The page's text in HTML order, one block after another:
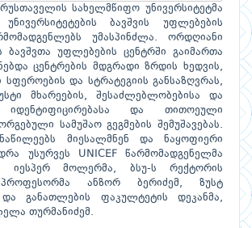
სახელმწიფო უნივერსიტეტმა
ბავშვის უფლებების
უმასპინძლა. ორდღიანი
ბავშვთა უფლებების ცენტრში გაიმართა
ცენტრების მდგრადი ზრდის ხედვის,
და სტრატეგიის განსაზღვრას,
მხარეების, შესაძლებლობებისა და
იდენტიფიცირებასა და თითოეული
სამუშაო გეგმების შემუშავებას.
მიესალმნენ და ნაყოფიერი
უსურვეს UNICEF წარმომადგენელმა
იესპერ მოლერმა, ბსუ-ს რექტორის
ანზორ ბერიძემ, ზუსტ
და განათლების ფაკულტეტის დეკანმა,
თურმანიძემ.